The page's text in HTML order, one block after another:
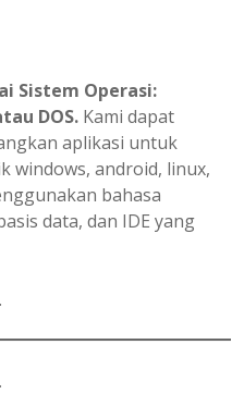
Sistem Operasi:
DOS. Kami dapat
aplikasi untuk
windows, android, linux,
bahasa
data, dan IDE yang
.
.